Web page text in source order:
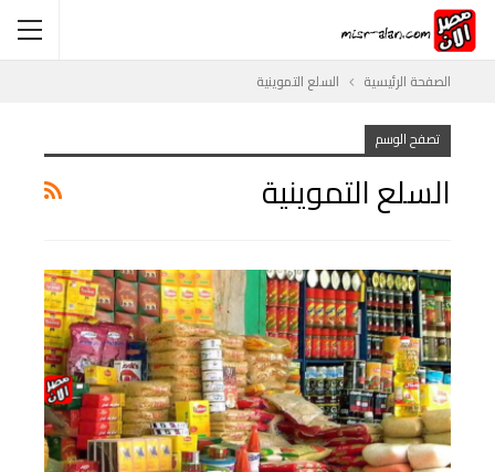
الصفحة الرئيسية السلع التموينية
تصفح الوسم
السلع التموينية